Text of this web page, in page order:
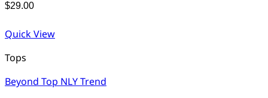
$29.00
Quick View
Tops
Beyond Top NLY Trend